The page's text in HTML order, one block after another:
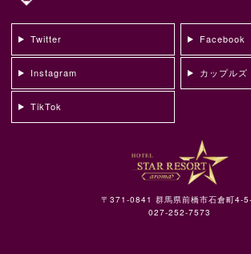
Twitter Facebook
Instagram カップルズ
TikTok
〒371-0841 群馬県前橋市石倉町4-
027-252-7573